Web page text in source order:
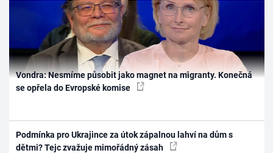
Vondra: Nesmíme působit jako magnet na migranty. Konečná
se opřela do Evropské komise
Podmínka pro Ukrajince za útok zápalnou lahví na dům s
dětmi? Tejc zvažuje mimořádný zásah